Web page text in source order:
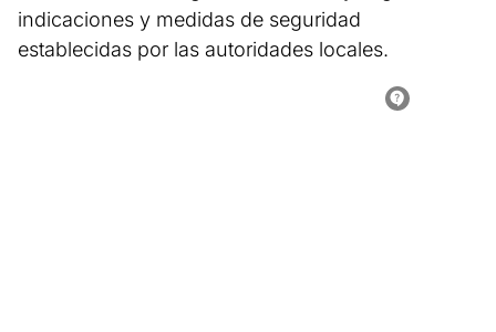
indicaciones y medidas de seguridad
establecidas por las autoridades locales.